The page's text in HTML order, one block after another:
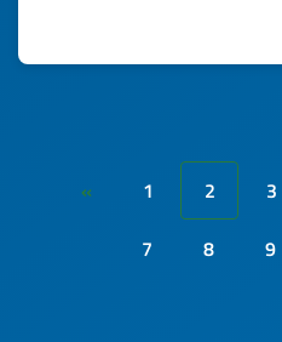
« 1 2 3
7
8 9